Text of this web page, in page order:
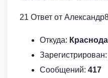
21 Ответ от
Откуда:
Зарегистрирован:
Сообщений: 417